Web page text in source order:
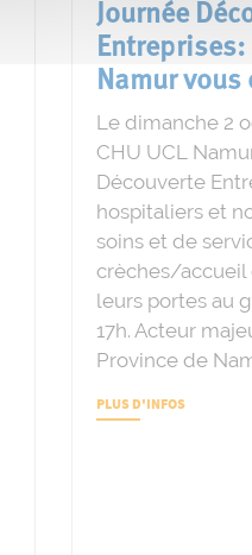
Journée
Entreprises:
Namur vous
Le dimanche 2
CHU UCL
Découverte
hospitaliers et
soins et de
crèches/accueil
leurs portes au
17h. Acteur
Province de
PLUS D'INFOS